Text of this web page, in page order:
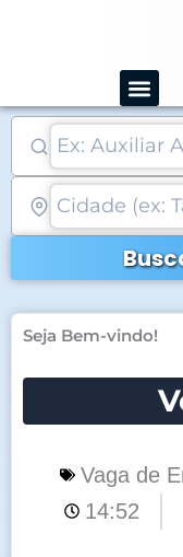
conteúdo
Seja Bem-vindo!
Vaga de
14:52